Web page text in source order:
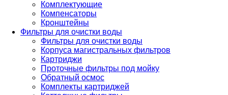
Комплектующие
Компенсаторы
Кронштейны
Фильтры для очистки воды
Фильтры для очистки воды
Корпуса магистральных фильтров
Картриджи
Проточные фильтры под мойку
Обратный осмос
Комплекты картриджей